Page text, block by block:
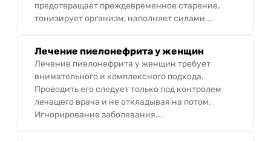
предотвращает преждевременное старение,
тонизирует организм, наполняет силами...
Лечение пиелонефрита у женщин
Лечение пиелонефрита у женщин требует
внимательного и комплексного подхода.
Проводить его следует только под контролем
лечащего врача и не откладывая на потом.
Игнорирование заболевания...